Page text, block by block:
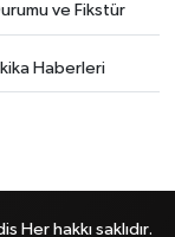
ve Fikstür
Haberleri
Her hakkı saklıdır.